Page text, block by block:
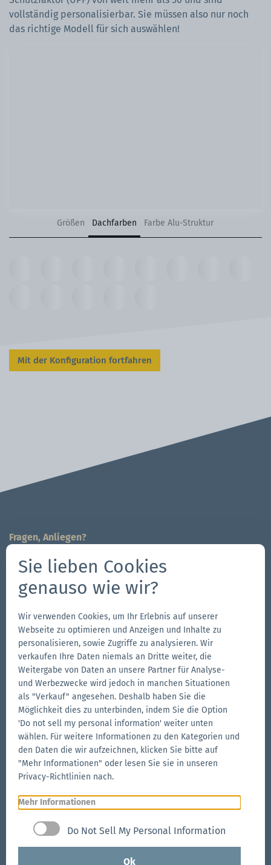
vollständig personalisierbar. Sie müssen also nur noch
das richtige Modell für sich auswählen!
Größen Dachfarben Farbe Alu-Struktur
Mit der Konfiguration fortfahren
© 2026 Zingerle Group AG MwSt-Nr. IT01533450217
Fragen, Anliegen?
704-312-1600
Kontaktieren Sie uns
Follow us
Zur
Facebook-
Seite
Zur
Instagram-
Seite
Folge
uns
YouTube
Zur
LinkedIn-
Seite
Weitere Marken der Zingerle Group
Zur
Ecotent-
Website
Zur
Aerise-
Website
Zur
RUKU1952-
Website
Sie lieben Cookies
genauso wie wir?
Wir verwenden Cookies, um Ihr Erlebnis auf unserer
Webseite zu optimieren und Anzeigen und Inhalte zu
personalisieren, sowie Zugriffe zu analysieren. Wir
verkaufen Ihre Daten niemals an Dritte weiter, die
Weitergabe von Daten an unsere Partner für Analyse-
und Werbezwecke wird jedoch in manchen Situationen
als "Verkauf" angesehen. Deshalb haben Sie die
Möglichkeit dies zu unterbinden, indem Sie die Option
'Do not sell my personal information' weiter unten
wählen. Für weitere Informationen zu den Kategorien und
den Daten die wir aufzeichnen, klicken Sie bitte auf
"Mehr Informationen" oder lesen Sie sie in unseren
Privacy-Richtlinien nach.
Mehr Informationen
Do Not Sell My Personal Information
Ok